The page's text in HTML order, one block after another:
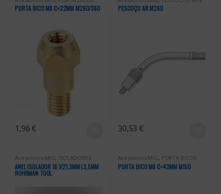
PORTA BICO M8 C=22MM M260/360
1,96 €
PESCOÇO AR M260
30,53 €
Acessórios MIG, ISOLADORES
MIG
ANEL ISOLADOR 16,1/21,3MM L3,5MM
ROHRMAN 700L
Acessórios MIG, PORTA BICOS
PORTA BICO M6 C=42MM M150